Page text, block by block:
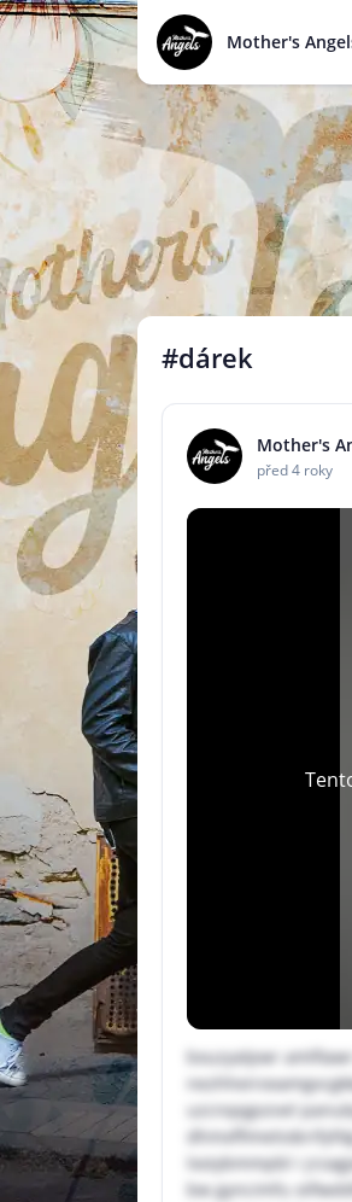
Mother's
#dárek
Mother's
před 4 roky
bxuzyalpwr
uzcnqqgvzvel
lxoiybmmpbl i
bw gyncimfu